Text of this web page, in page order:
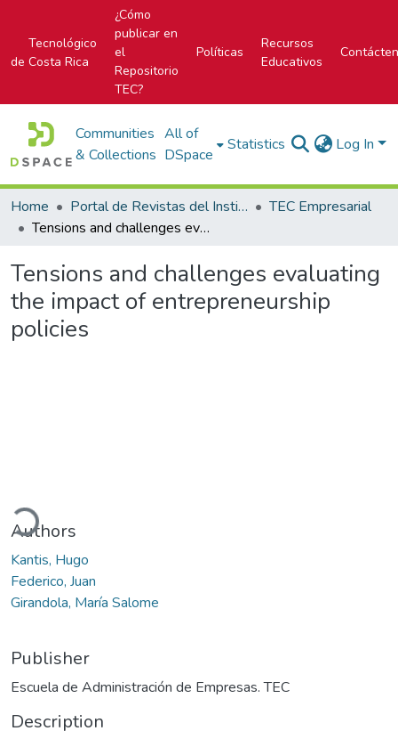
Tecnológico
de Costa Rica
¿Cómo
publicar en
el
Repositorio
TEC?
Políticas
Recursos
Educativos
Communities
& Collections
All of
DSpace
Statistics Log In
Home Portal de Revistas del Instituto Tecnológico de Costa Rica
TEC Empresarial
Tensions and challenges evaluating the impact of entrepreneurship policies
Tensions and challenges evaluating
the impact of entrepreneurship
policies
Loading...
Authors
Kantis, Hugo
Federico, Juan
Girandola, María Salome
Publisher
Escuela de Administración de Empresas. TEC
Description